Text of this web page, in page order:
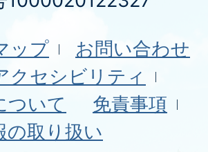
ップ
お問い合わせ
クセシビリティ
ついて
免責事項
の取り扱い